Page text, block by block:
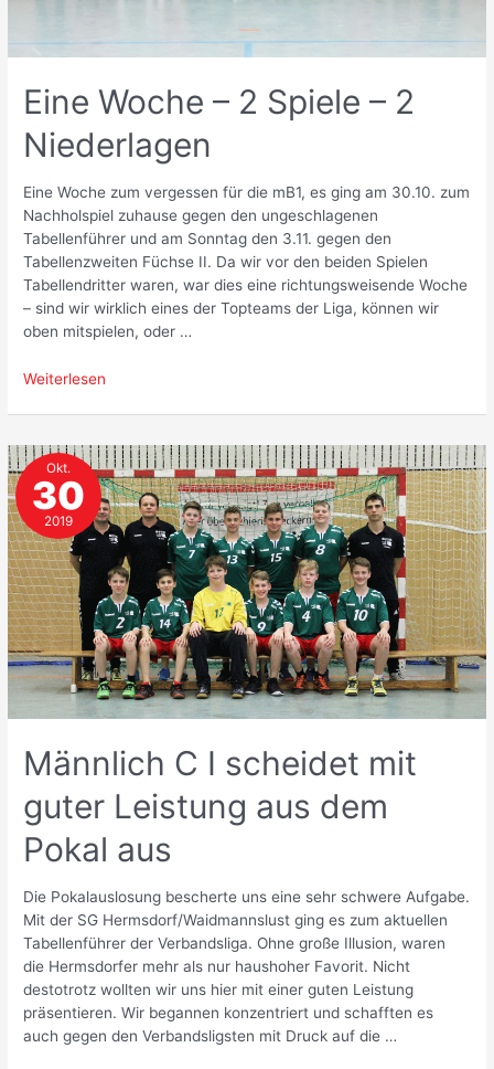
Eine Woche – 2 Spiele – 2
Niederlagen
Eine Woche zum vergessen für die mB1, es ging am 30.10. zum
Nachholspiel zuhause gegen den ungeschlagenen
Tabellenführer und am Sonntag den 3.11. gegen den
Tabellenzweiten Füchse II. Da wir vor den beiden Spielen
Tabellendritter waren, war dies eine richtungsweisende Woche
– sind wir wirklich eines der Topteams der Liga, können wir
oben mitspielen, oder …
Eine
2
Spiele
2
Niederlagen
Weiterlesen
Okt.
30
2019
Männlich C I scheidet mit
guter Leistung aus dem
Pokal aus
Die Pokalauslosung bescherte uns eine sehr schwere Aufgabe.
Mit der SG Hermsdorf/Waidmannslust ging es zum aktuellen
Tabellenführer der Verbandsliga. Ohne große Illusion, waren
die Hermsdorfer mehr als nur haushoher Favorit. Nicht
destotrotz wollten wir uns hier mit einer guten Leistung
präsentieren. Wir begannen konzentriert und schafften es
auch gegen den Verbandsligsten mit Druck auf die …